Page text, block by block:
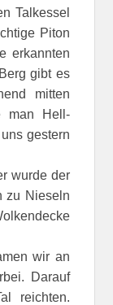
Talkessel
Piton
erkannten
gibt es
mitten
man Hell-
gestern
wurde der
zu Nieseln
wir an
Darauf
reichten.